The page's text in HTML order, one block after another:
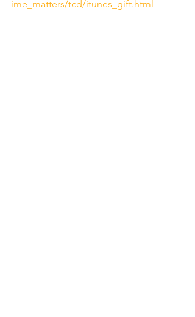
ime_matters/tcd/itunes_gift.html